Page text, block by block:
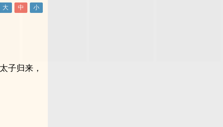
子归来，